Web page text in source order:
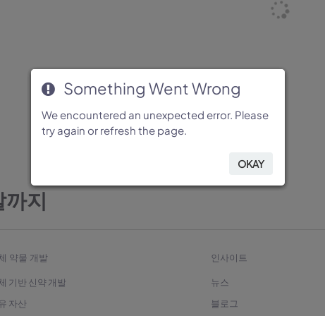
지
약물 개발
기반 신약 개발
자산
인사이트
뉴스
블로그
Something Went Wrong
We encountered an unexpected error. Please
try again or refresh the page.
OKAY
Something Went Wrong
We encountered an unexpected error. Please
try again or refresh the page.
OKAY
Something Went Wrong
We encountered an unexpected error. Please
try again or refresh the page.
OKAY
Something Went Wrong
We encountered an unexpected error. Please
try again or refresh the page.
OKAY
Something Went Wrong
We encountered an unexpected error. Please
try again or refresh the page.
OKAY